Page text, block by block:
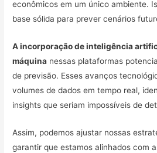
econômicos em um único ambiente.
base sólida para prever cenários
A incorporação de inteligência
máquina nessas plataformas
de previsão. Esses avanços
volumes de dados em tempo real,
insights que seriam impossíveis de
Assim, podemos ajustar nossas
garantir que estamos alinhados com